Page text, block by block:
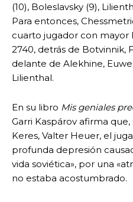
(10), Boleslavsky (9),
Para entonces,
cuarto jugador con mayor
2740, detrás de Botvinnik,
delante de Alekhine,
Lilienthal.
En su libro Mis geniales
Garri Kaspárov afirma
Keres, Valter Heuer, el
profunda depresión
vida soviética», por una
no estaba acostumbrado.